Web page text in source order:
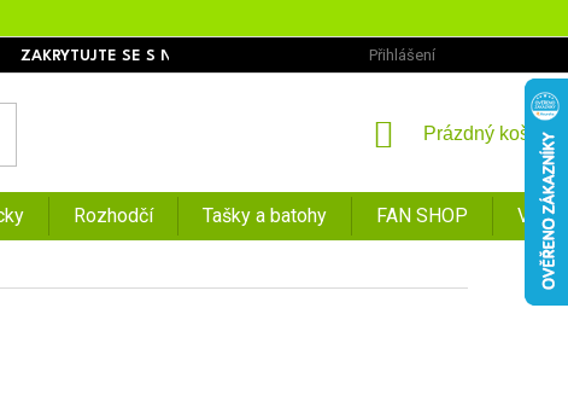
ZAKRYTUJTE SE S NÁMI OBCHODNÍ PODMÍNKY
Přihlášení
NÁKUPNÍ
Prázdný košík
Rozhodčí Tašky a batohy FAN SHOP